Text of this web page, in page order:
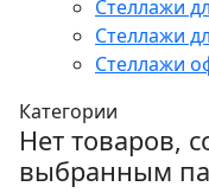
Стеллажи
Стеллажи
Стеллажи
Категории
Нет товаров,
выбранным